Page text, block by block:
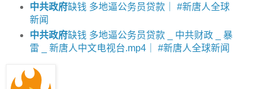
中共政府缺钱 多地逼公务员贷款｜ #新唐人全球
新闻
中共政府缺钱 多地逼公务员贷款 _ 中共财政 _ 暴
雷 _ 新唐人中文电视台.mp4｜ #新唐人全球新闻